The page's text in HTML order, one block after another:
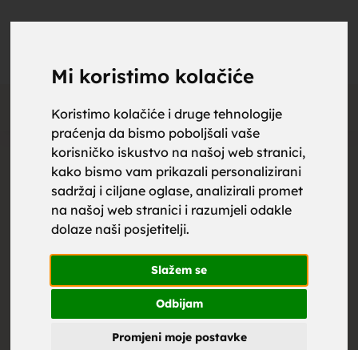
Mi koristimo kolačiće
Koristimo kolačiće i druge tehnologije
praćenja da bismo poboljšali vaše
korisničko iskustvo na našoj web stranici,
kako bismo vam prikazali personalizirani
sadržaj i ciljane oglase, analizirali promet
na našoj web stranici i razumjeli odakle
dolaze naši posjetitelji.
Slažem se
Odbijam
Promjeni moje postavke
Otključaj kontakt
Cijena kontakta:
Društvene mreže 1.99
, 33
Makedonija
upoznaj
za brak,
zene za